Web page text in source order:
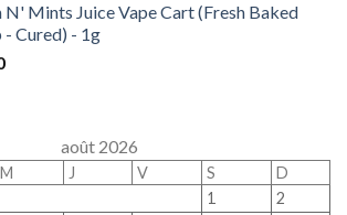
N' Mints Juice Vape Cart (Fresh Baked
Cured) - 1g
août 2026
M J V S
D
1
2